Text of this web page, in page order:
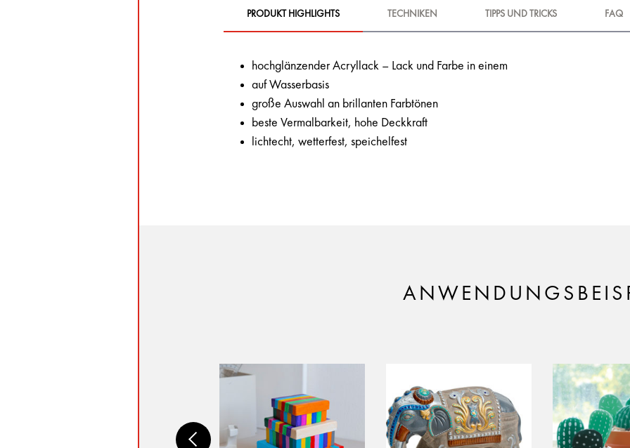
PRODUKT HIGHLIGHTS TECHNIKEN TIPPS UND TRICKS FAQ
hochglänzender Acryllack – Lack und Farbe in einem
auf Wasserbasis
große Auswahl an brillanten Farbtönen
beste Vermalbarkeit, hohe Deckkraft
lichtecht, wetterfest, speichelfest